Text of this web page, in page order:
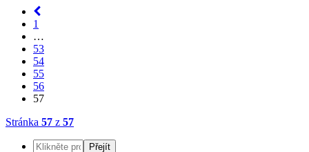
1
…
53
54
55
56
57
Stránka 57 z 57